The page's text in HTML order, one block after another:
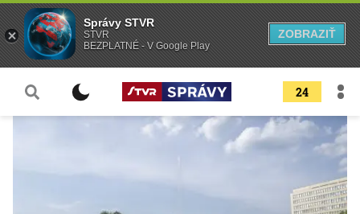
24
Správy STVR
STVR
BEZPLATNÉ - V Google Play
ZOBRAZIŤ